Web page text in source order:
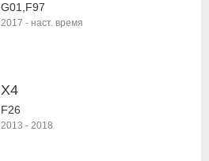
G01,F97
2017 - наст. время
X4
F26
2013 - 2018